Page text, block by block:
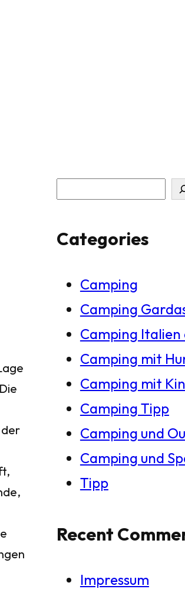
c
Categories
Camping
Camping
Camping
Camping mit
Camping mit
Camping Tipp
Camping und
Camping und
Tipp
Recent
Impressum